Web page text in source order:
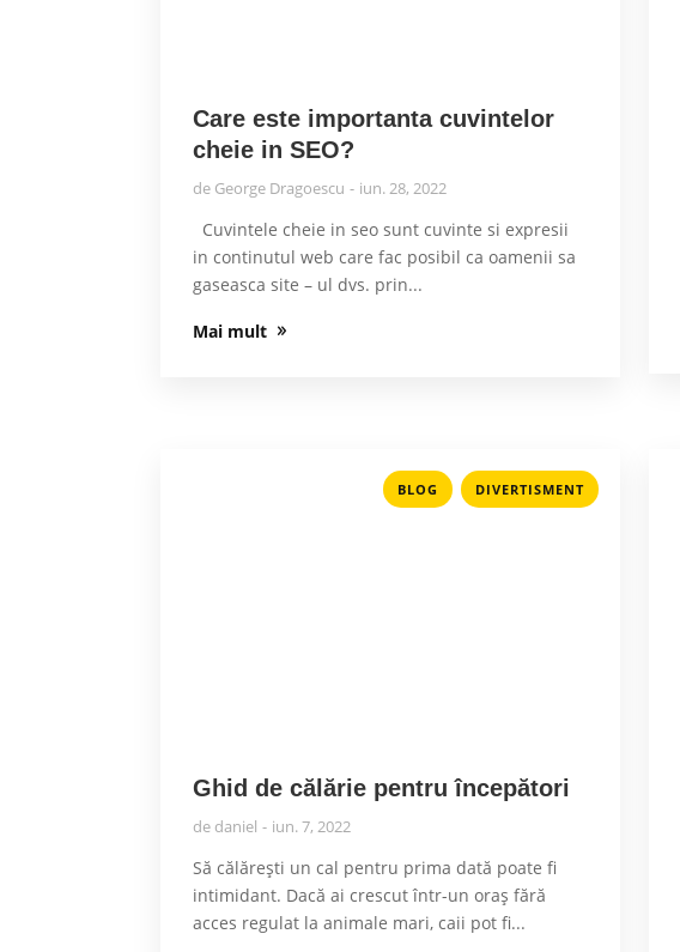
Care este importanta cuvintelor
cheie in SEO?
de George Dragoescu iun. 28, 2022
Cuvintele cheie in seo sunt cuvinte si expresii
in continutul web care fac posibil ca oamenii sa
gaseasca site – ul dvs. prin...
Mai mult
BLOG , DIVERTISMENT
Ghid de călărie pentru începători
de daniel iun. 7, 2022
Să călărești un cal pentru prima dată poate fi
intimidant. Dacă ai crescut într-un oraș fără
acces regulat la animale mari, caii pot fi...